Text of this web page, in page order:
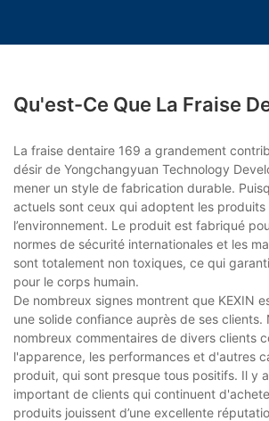
Qu'est-Ce Que La Fraise
La fraise dentaire 169 a grandement
désir de Yongchangyuan Technology
mener un style de fabrication durable.
actuels sont ceux qui adoptent les
l’environnement. Le produit est fabriqué
normes de sécurité internationales et les
sont totalement non toxiques, ce qui
pour le corps humain.
De nombreux signes montrent que KEXIN
une solide confiance auprès de ses clients.
nombreux commentaires de divers clients
l'apparence, les performances et d'autres
produit, qui sont presque tous positifs. Il y
important de clients qui continuent
produits jouissent d’une excellente